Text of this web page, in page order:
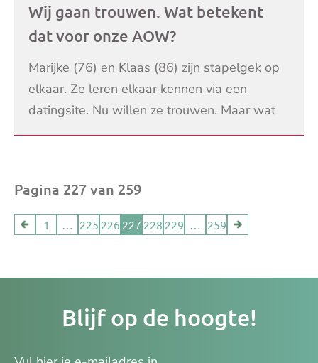
Wij gaan trouwen. Wat betekent
dat voor onze AOW?
Marijke (76) en Klaas (86) zijn stapelgek op
elkaar. Ze leren elkaar kennen via een
datingsite. Nu willen ze trouwen. Maar wat
betekent dat voor hun AOW? Onze MAX
LEES VERDER
Pagina 227 van 259
1 … 225 226 227 228 229 … 259
Blijf op de hoogte!